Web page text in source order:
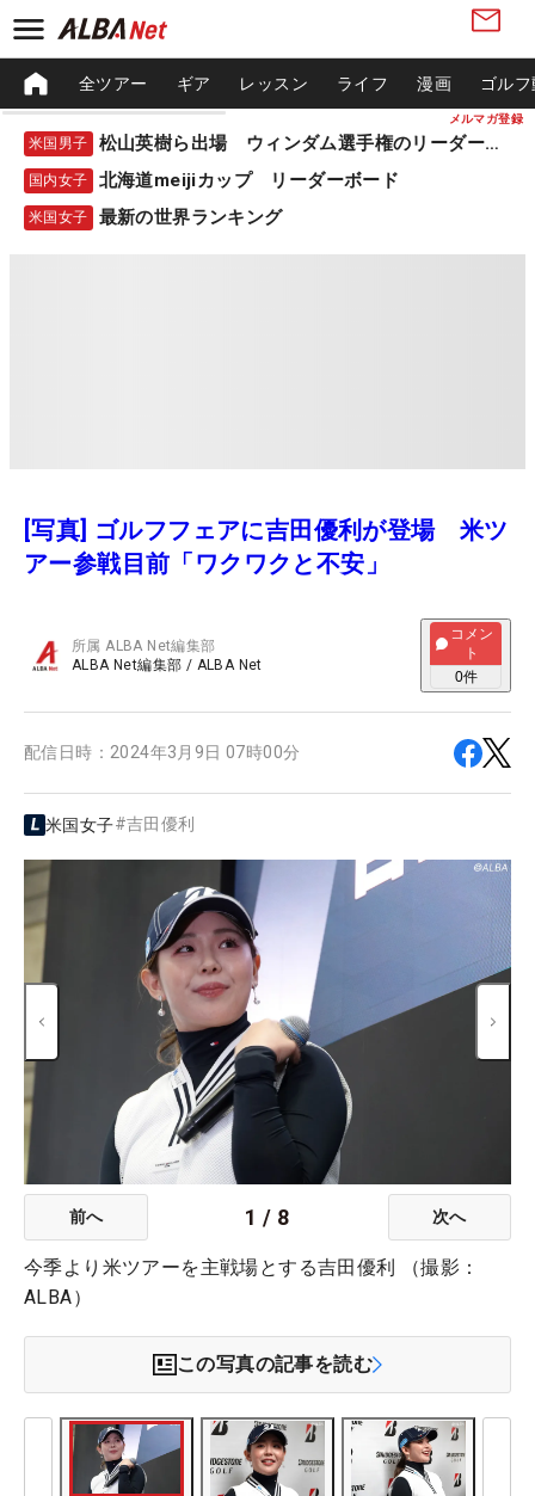
メルマガ登録
全ツアー ギア レッスン ライフ 漫画 ゴル
米国男子 松山英樹ら出場 ウィンダム選手権のリーダーボード
国内女子 北海道meijiカップ リーダーボード
米国女子 最新の世界ランキング
[写真] ゴルフフェアに吉田優利が登場 米ツ
アー参戦目前「ワクワクと不安」
所属ALBA Net編集部
ALBA Net編集部 / ALBA Net
コメン
ト
0件
配信日時： 2024年3月9日 07時00分
米国女子#吉田優利
前へ 1 / 8 次へ
今季より米ツアーを主戦場とする吉田優利 （撮影：
ALBA）
この写真の記事を読む